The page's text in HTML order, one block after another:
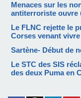
Menaces sur les
antiterroriste ouvre
Le FLNC rejette le
Corses venant
Sartène- Début de
Le STC des SIS
des deux Puma en